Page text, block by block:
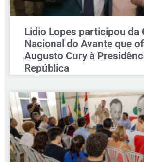
Lidio Lopes participou da
Nacional do Avante que
Augusto Cury à
República